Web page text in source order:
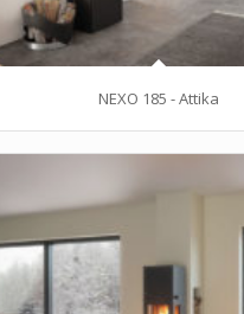
NEXO 185 - Attika